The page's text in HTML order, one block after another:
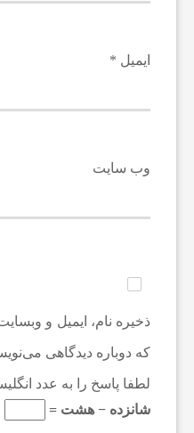
ایمیل *
وب‌ سایت
ذخیره نام، ایمیل و
که دوباره دیدگاهی
لطفا پاسخ را به عدد
شانزده − هشت =